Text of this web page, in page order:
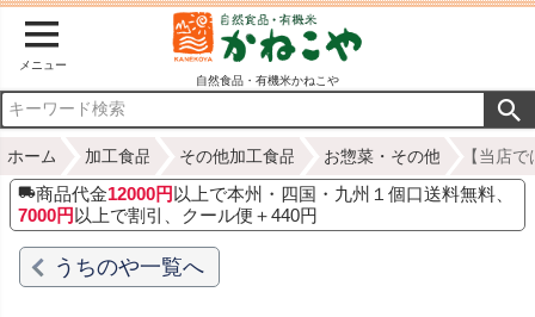
メニュー
自然食品・有機米かねこや
ホーム 加工食品 その他加工食品 お惣菜・その他 【当店
商品代金12000円 以上で本州・四国・九州１個口送料無料、
7000円 以上で割引、クール便＋440円
うちのや一覧へ